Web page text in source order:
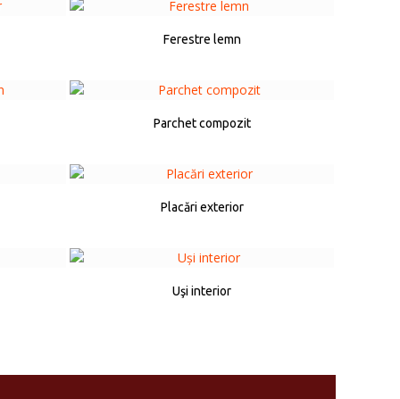
Ferestre lemn
Parchet compozit
Placări exterior
Uşi interior